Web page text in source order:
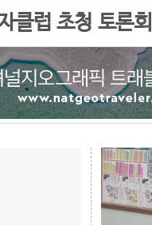
클럽 초청 토론회